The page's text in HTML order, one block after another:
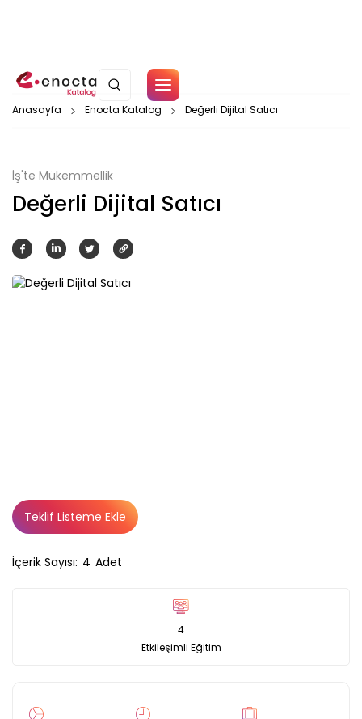
Çerez Politikamız
Anasayfa Enocta Katalog Değerli Dijital Satıcı
İş'te Mükemmellik
Değerli Dijital Satıcı
İçerik Sayısı: 4 Adet
4
Etkileşimli Eğitim
Teklif Listeme Ekle